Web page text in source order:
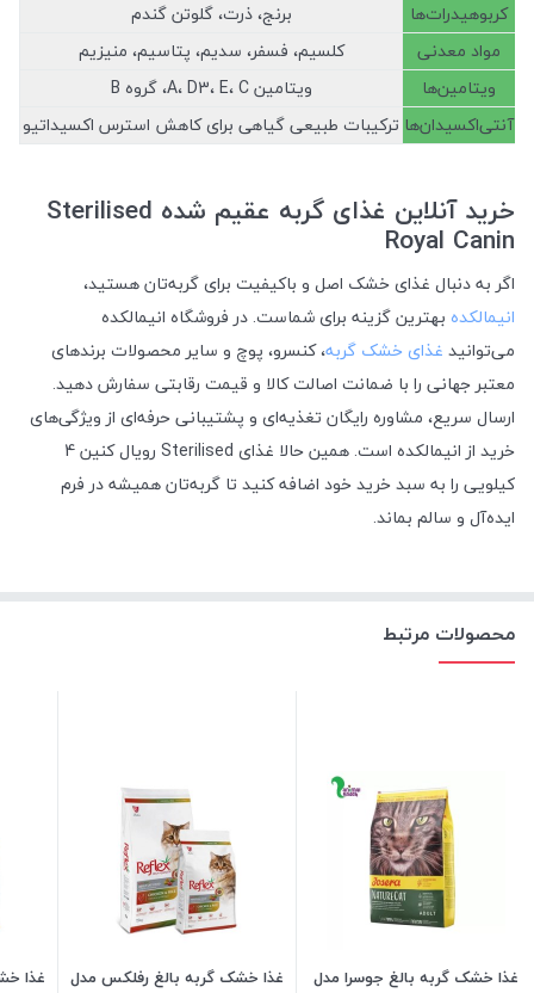
کربوهیدرات‌ها
برنج، ذرت، گلوتن گندم
مواد معدنی
کلسیم، فسفر، سدیم، پتاسیم، منیزیم
ویتامین‌ها
ویتامین A، D3، E، C، گروه B
آنتی‌اکسیدان‌ها ترکیبات طبیعی گیاهی برای کاهش استرس اکسیداتیو
خرید آنلاین غذای گربه عقیم شده Sterilised
Royal Canin
اگر به دنبال غذای خشک اصل و باکیفیت برای گربه‌تان هستید،
انیمالکده بهترین گزینه برای شماست. در فروشگاه انیمالکده
می‌توانید غذای خشک گربه، کنسرو، پوچ و سایر محصولات برندهای
معتبر جهانی را با ضمانت اصالت کالا و قیمت رقابتی سفارش دهید.
ارسال سریع، مشاوره رایگان تغذیه‌ای و پشتیبانی حرفه‌ای از ویژگی‌های
خرید از انیمالکده است. همین حالا غذای Sterilised رویال کنین 4
کیلویی را به سبد خرید خود اضافه کنید تا گربه‌تان همیشه در فرم
ایده‌آل و سالم بماند.
محصولات مرتبط
غذا خشک گربه بالغ جوسرا مدل
غذا خشک گربه بالغ رفلکس مدل